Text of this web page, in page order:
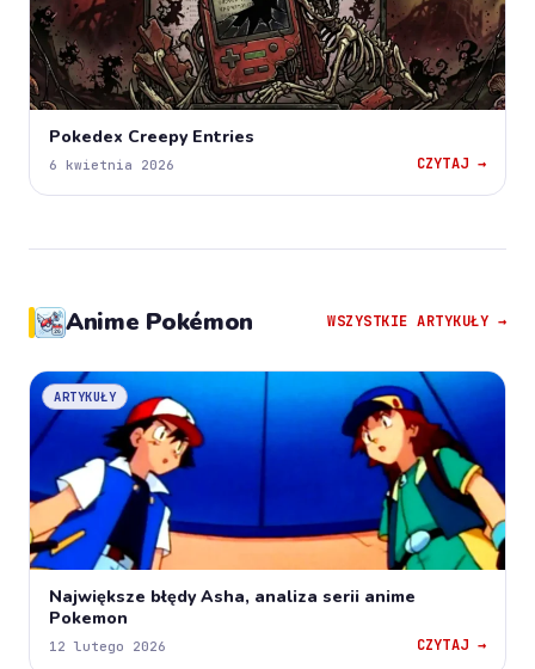
Pokedex Creepy Entries
6 kwietnia 2026 CZYTAJ →
Anime Pokémon WSZYSTKIE ARTYKUŁY →
ARTYKUŁY
Największe błędy Asha, analiza serii anime
Pokemon
12 lutego 2026 CZYTAJ →